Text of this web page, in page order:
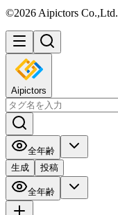
©2026 Aipictors Co.,Ltd.
Aipictors
全年齢
生成
投稿
全年齢